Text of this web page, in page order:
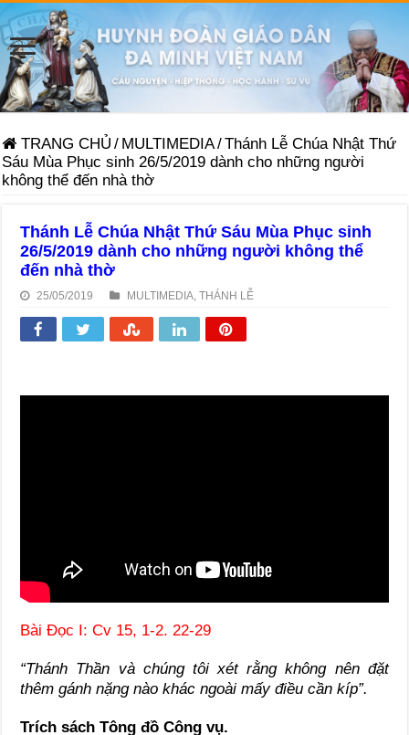
TRANG CHỦ / MULTIMEDIA/Thánh Lễ Chúa Nhật Thứ
Sáu Mùa Phục sinh 26/5/2019 dành cho những người
không thể đến nhà thờ
Thánh Lễ Chúa Nhật Thứ Sáu Mùa Phục sinh
26/5/2019 dành cho những người không thể
đến nhà thờ
25/05/2019 MULTIMEDIA ,THÁNH LỄ
Bài Ðọc I: Cv 15, 1-2. 22-29
“Thánh Thần và chúng tôi xét rằng không nên đặt
thêm gánh nặng nào khác ngoài mấy điều cần kíp”.
Trích sách Tông đồ Công vụ.